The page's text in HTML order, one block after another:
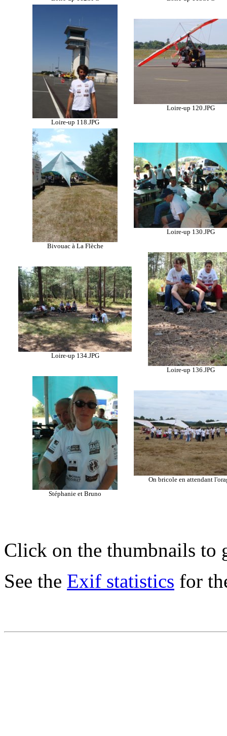
Loire-up 118.JPG
Loire-up 120.JPG
Bivouac à La Flèche
Loire-up 130.JPG
Loire-up 134.JPG
Loire-up 136.JPG
Stéphanie et Bruno
On bricole en attendant
Click on the thumbnails to
See the Exif statistics for